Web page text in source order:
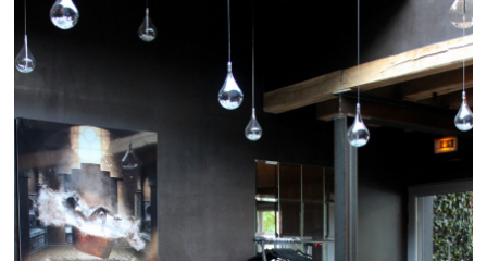
Repérer un Restaurant Val de Marne accueillant facilite
l’organisation d’un déjeuner ou d’un dîner. Un Restaurant Val de
Marne représente une option idéale pour de nombreux types de
repas. Le cadre d’un Restaurant Val de Marne influence
directement le plaisir du repas. Une carte bien pensée dans un
Restaurant Val de Marne renforce l’intérêt des clients. La cuisine
d’un Restaurant Val de Marne gagne en saveur grâce à des
ingrédients frais. Le service dans un Restaurant Val de Marne
influence fortement l’avis final des clients. La proximité des
transports peut renforcer l’intérêt d’un Restaurant Val de Marne.
Pour la pause méridienne, un Restaurant Val de Marne
dynamique attire naturellement. Un dîner réussi passe souvent